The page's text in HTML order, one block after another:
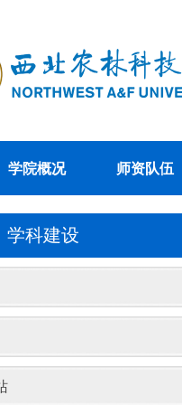
学院概况 师资队伍
学科建设